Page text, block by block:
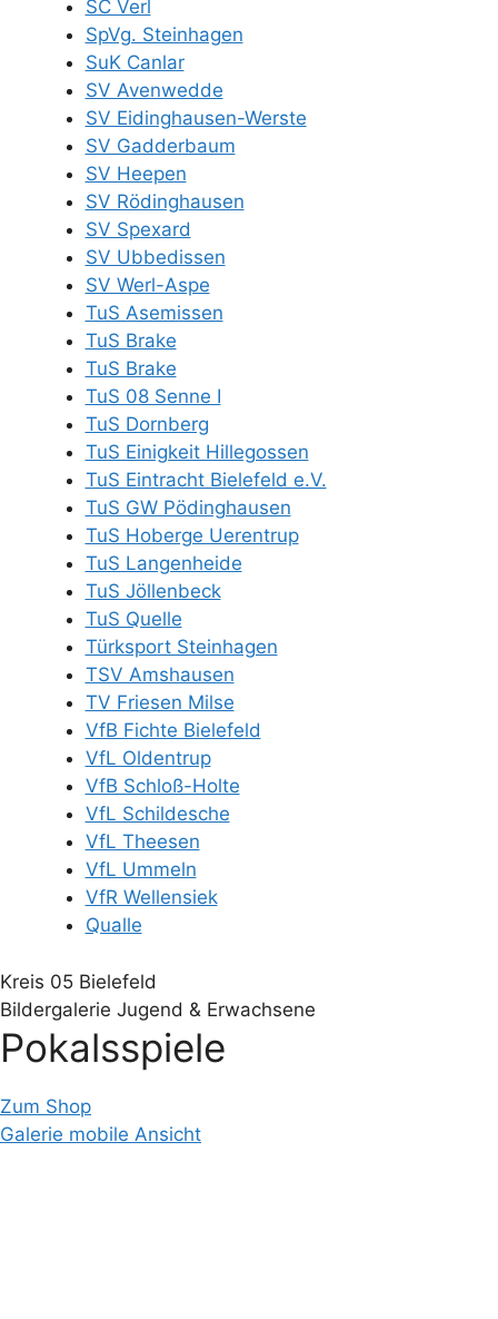
SC Verl
SpVg. Steinhagen
SuK Canlar
SV Avenwedde
SV Eidinghausen-Werste
SV Gadderbaum
SV Heepen
SV Rödinghausen
SV Spexard
SV Ubbedissen
SV Werl-Aspe
TuS Asemissen
TuS Brake
TuS Brake
TuS 08 Senne I
TuS Dornberg
TuS Einigkeit Hillegossen
TuS Eintracht Bielefeld e.V.
TuS GW Pödinghausen
TuS Hoberge Uerentrup
TuS Langenheide
TuS Jöllenbeck
TuS Quelle
Türksport Steinhagen
TSV Amshausen
TV Friesen Milse
VfB Fichte Bielefeld
VfL Oldentrup
VfB Schloß-Holte
VfL Schildesche
VfL Theesen
VfL Ummeln
VfR Wellensiek
Qualle
Kreis 05 Bielefeld
Bildergalerie Jugend & Erwachsene
Pokalsspiele
Zum Shop
Galerie mobile Ansicht